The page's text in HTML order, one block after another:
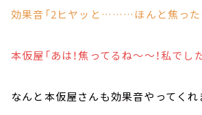
効果音「2ヒヤッと………ほんと焦った
本仮屋「あは！焦ってるね～～！私でし
なんと本仮屋さんも効果音やってくれ